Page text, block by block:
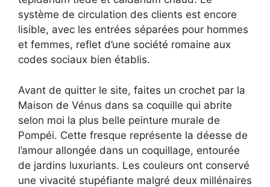
système de circulation des clients est encore
lisible, avec les entrées séparées pour hommes
et femmes, reflet d’une société romaine aux
codes sociaux bien établis.
Avant de quitter le site, faites un crochet par la
Maison de Vénus dans sa coquille qui abrite
selon moi la plus belle peinture murale de
Pompéi. Cette fresque représente la déesse de
l’amour allongée dans un coquillage, entourée
de jardins luxuriants. Les couleurs ont conservé
une vivacité stupéfiante malgré deux millénaires